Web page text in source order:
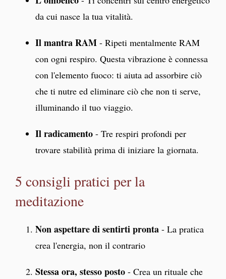
da cui nasce la tua vitalità.
Il mantra RAM - Ripeti mentalmente RAM
con ogni respiro. Questa vibrazione è connessa
con l'elemento fuoco: ti aiuta ad assorbire ciò
che ti nutre ed eliminare ciò che non ti serve,
illuminando il tuo viaggio.
Il radicamento - Tre respiri profondi per
trovare stabilità prima di iniziare la giornata.
5 consigli pratici per la
meditazione
Non aspettare di sentirti pronta - La pratica
crea l'energia, non il contrario
Stessa ora, stesso posto - Crea un rituale che